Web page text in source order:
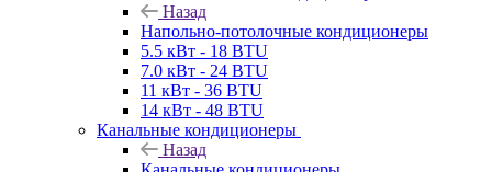
Назад
Напольно-потолочные кондиционеры
5.5 кВт - 18 BTU
7.0 кВт - 24 BTU
11 кВт - 36 BTU
14 кВт - 48 BTU
Канальные кондиционеры
Назад